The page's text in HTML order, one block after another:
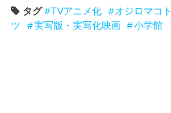
タグ TVアニメ化 オジロマコト
ツ
実写版・実写化映画 小学館